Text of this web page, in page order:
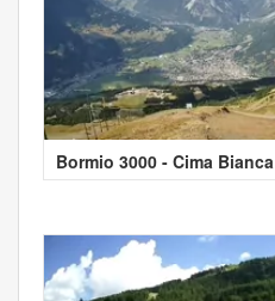
Bormio 3000 - Cima Bianca